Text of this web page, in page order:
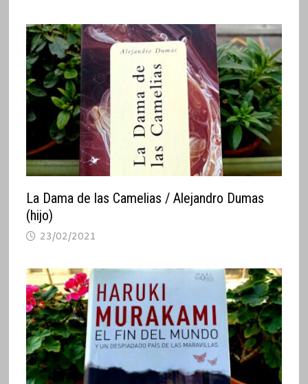
La Dama de las Camelias / Alejandro Dumas
(hijo)
23/02/2021